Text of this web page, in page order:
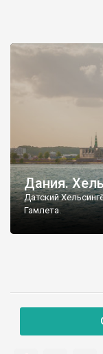
Дания.
Датский
Гамлета.